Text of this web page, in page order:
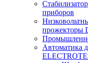
приборов
прожекторы
Автоматика